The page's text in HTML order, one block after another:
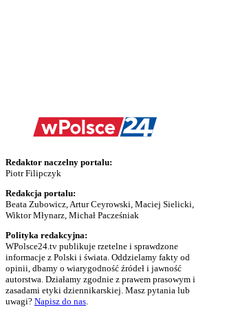
Redaktor naczelny portalu:
Piotr Filipczyk
Redakcja portalu:
Beata Zubowicz, Artur Ceyrowski, Maciej Sielicki,
Wiktor Młynarz, Michał Pacześniak
Polityka redakcyjna:
WPolsce24.tv publikuje rzetelne i sprawdzone
informacje z Polski i świata. Oddzielamy fakty od
opinii, dbamy o wiarygodność źródeł i jawność
autorstwa. Działamy zgodnie z prawem prasowym i
zasadami etyki dziennikarskiej. Masz pytania lub
uwagi? Napisz do nas